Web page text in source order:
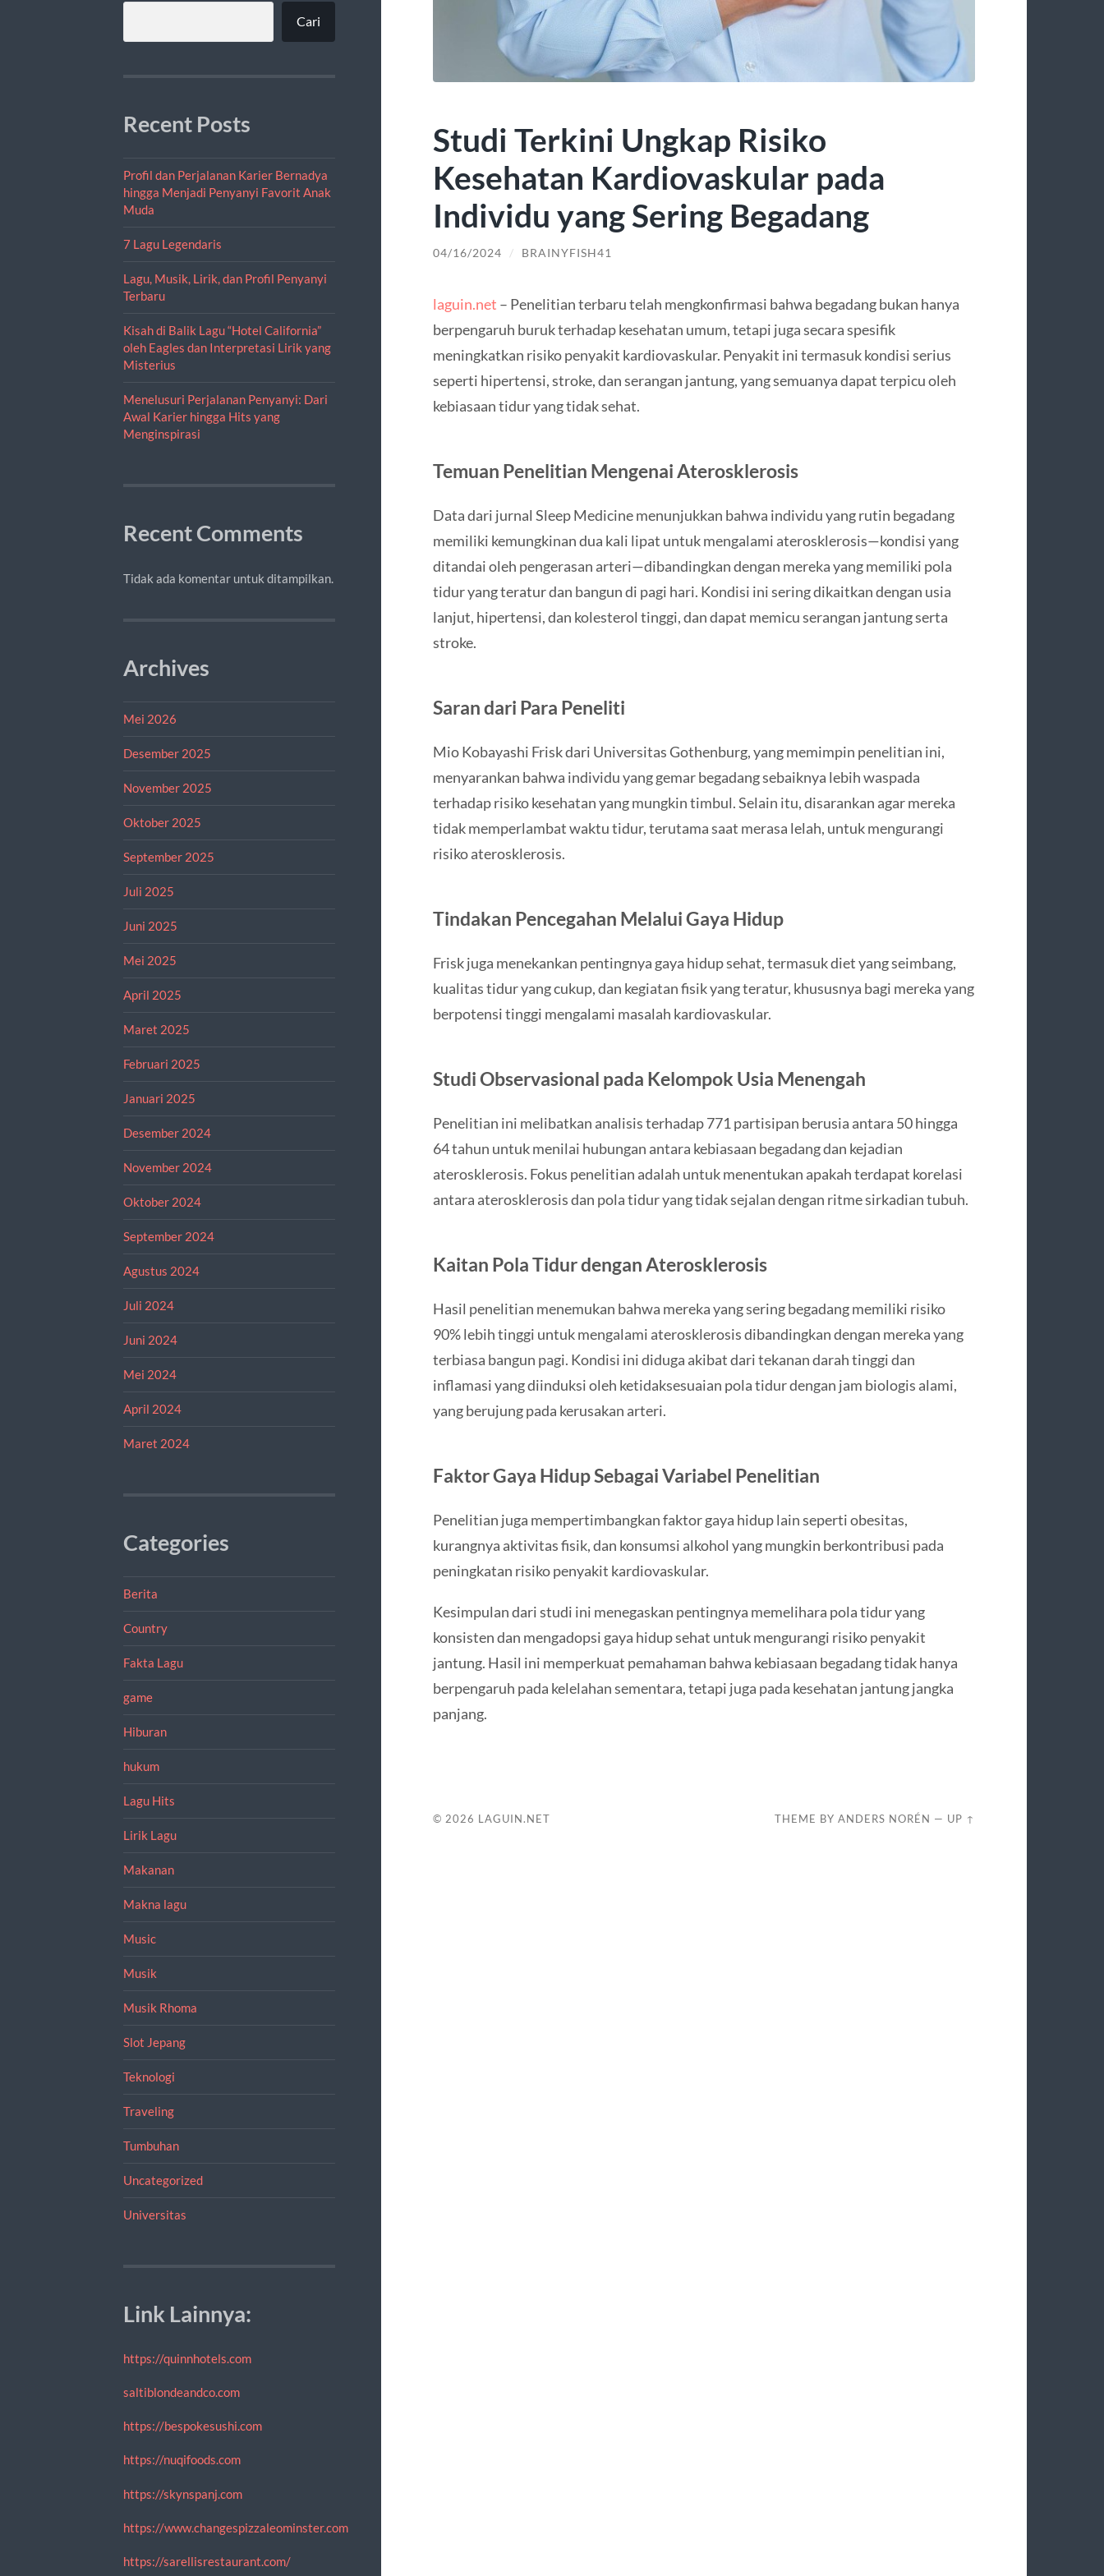
Cari
Recent Posts
Profil dan Perjalanan Karier Bernadya
hingga Menjadi Penyanyi Favorit Anak
Muda
7 Lagu Legendaris
Lagu, Musik, Lirik, dan Profil Penyanyi
Terbaru
Kisah di Balik Lagu “Hotel California”
oleh Eagles dan Interpretasi Lirik yang
Misterius
Menelusuri Perjalanan Penyanyi: Dari
Awal Karier hingga Hits yang
Menginspirasi
Recent Comments
Tidak ada komentar untuk ditampilkan.
Archives
Mei 2026
Desember 2025
November 2025
Oktober 2025
September 2025
Juli 2025
Juni 2025
Mei 2025
April 2025
Maret 2025
Februari 2025
Januari 2025
Desember 2024
November 2024
Oktober 2024
September 2024
Agustus 2024
Juli 2024
Juni 2024
Mei 2024
April 2024
Maret 2024
Categories
Berita
Country
Fakta Lagu
game
Hiburan
hukum
Lagu Hits
Lirik Lagu
Makanan
Makna lagu
Music
Musik
Musik Rhoma
Slot Jepang
Teknologi
Traveling
Tumbuhan
Uncategorized
Universitas
Link Lainnya:
https://quinnhotels.com
saltiblondeandco.com
https://bespokesushi.com
https://nuqifoods.com
https://skynspanj.com
https://www.changespizzaleominster.com
https://sarellisrestaurant.com/
Studi Terkini Ungkap Risiko
Kesehatan Kardiovaskular pada
Individu yang Sering Begadang
04/16/2024 / BRAINYFISH41
laguin.net – Penelitian terbaru telah mengkonfirmasi bahwa begadang bukan hanya
berpengaruh buruk terhadap kesehatan umum, tetapi juga secara spesifik
meningkatkan risiko penyakit kardiovaskular. Penyakit ini termasuk kondisi serius
seperti hipertensi, stroke, dan serangan jantung, yang semuanya dapat terpicu oleh
kebiasaan tidur yang tidak sehat.
Temuan Penelitian Mengenai Aterosklerosis
Data dari jurnal Sleep Medicine menunjukkan bahwa individu yang rutin begadang
memiliki kemungkinan dua kali lipat untuk mengalami aterosklerosis—kondisi yang
ditandai oleh pengerasan arteri—dibandingkan dengan mereka yang memiliki pola
tidur yang teratur dan bangun di pagi hari. Kondisi ini sering dikaitkan dengan usia
lanjut, hipertensi, dan kolesterol tinggi, dan dapat memicu serangan jantung serta
stroke.
Saran dari Para Peneliti
Mio Kobayashi Frisk dari Universitas Gothenburg, yang memimpin penelitian ini,
menyarankan bahwa individu yang gemar begadang sebaiknya lebih waspada
terhadap risiko kesehatan yang mungkin timbul. Selain itu, disarankan agar mereka
tidak memperlambat waktu tidur, terutama saat merasa lelah, untuk mengurangi
risiko aterosklerosis.
Tindakan Pencegahan Melalui Gaya Hidup
Frisk juga menekankan pentingnya gaya hidup sehat, termasuk diet yang seimbang,
kualitas tidur yang cukup, dan kegiatan fisik yang teratur, khususnya bagi mereka yang
berpotensi tinggi mengalami masalah kardiovaskular.
Studi Observasional pada Kelompok Usia Menengah
Penelitian ini melibatkan analisis terhadap 771 partisipan berusia antara 50 hingga
64 tahun untuk menilai hubungan antara kebiasaan begadang dan kejadian
aterosklerosis. Fokus penelitian adalah untuk menentukan apakah terdapat korelasi
antara aterosklerosis dan pola tidur yang tidak sejalan dengan ritme sirkadian tubuh.
Kaitan Pola Tidur dengan Aterosklerosis
Hasil penelitian menemukan bahwa mereka yang sering begadang memiliki risiko
90% lebih tinggi untuk mengalami aterosklerosis dibandingkan dengan mereka yang
terbiasa bangun pagi. Kondisi ini diduga akibat dari tekanan darah tinggi dan
inflamasi yang diinduksi oleh ketidaksesuaian pola tidur dengan jam biologis alami,
yang berujung pada kerusakan arteri.
Faktor Gaya Hidup Sebagai Variabel Penelitian
Penelitian juga mempertimbangkan faktor gaya hidup lain seperti obesitas,
kurangnya aktivitas fisik, dan konsumsi alkohol yang mungkin berkontribusi pada
peningkatan risiko penyakit kardiovaskular.
Kesimpulan dari studi ini menegaskan pentingnya memelihara pola tidur yang
konsisten dan mengadopsi gaya hidup sehat untuk mengurangi risiko penyakit
jantung. Hasil ini memperkuat pemahaman bahwa kebiasaan begadang tidak hanya
berpengaruh pada kelelahan sementara, tetapi juga pada kesehatan jantung jangka
panjang.
© 2026 LAGUIN.NET THEME BYANDERS NORÉN — UP ↑